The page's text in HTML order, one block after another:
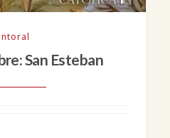
San Esteban